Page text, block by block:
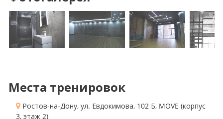
Места тренировок
Ростов-на-Дону, ул. Евдокимова, 102 Б, MOVE (корпус
3, этаж 2)